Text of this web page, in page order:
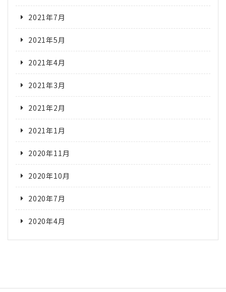
2021年7月
2021年5月
2021年4月
2021年3月
2021年2月
2021年1月
2020年11月
2020年10月
2020年7月
2020年4月